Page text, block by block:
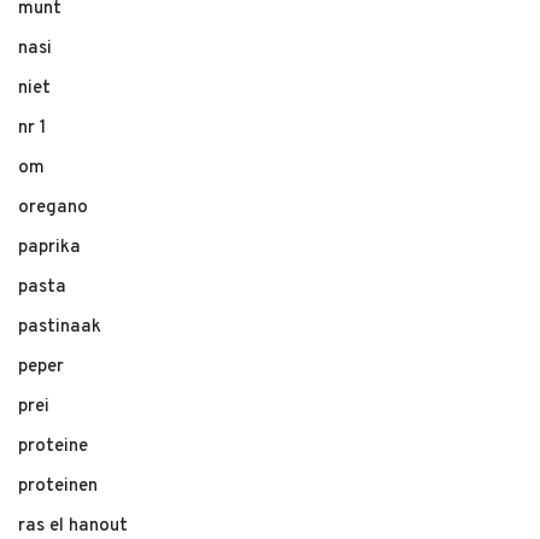
munt
nasi
niet
nr 1
om
oregano
paprika
pasta
pastinaak
peper
prei
proteine
proteinen
ras el hanout